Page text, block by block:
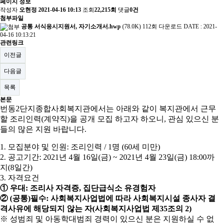
페이지 정보
작성자 오현정 2021-04-16 10:13 조회 22,215회 댓글0건
첨부파일
공통 서식응시지원서, 자기소개서.hwp (78.0K) 112회 다운로드 DATE : 2021-
04-16 10:13:21
관련링크
이전글
다음글
목록
본문
번동2단지종합사회복지관에서는 아래와 같이 복지관에서 근무
할 조리인력(계약직)을 공개 모집 하고자 하오니 , 관심 있으신 분
들의 많은 지원 바랍니다.
1 . 모집분야 및 인원 : 조리인력 / 1 명 (60세 미만)
2. 공고기간: 2021 년 4월 16일(금) ~ 2021 년 4월 23일(금) 18:00까
지 (8일간)
3. 자격요건
① 우대 : 조리사 자격증, 집단급식소 유경험자
②(공통)필수: 사회복지사업법에 따라 사회복지시설 종사자 결
격사유에 해당되지 않는 자(사회복지사업법 제 35조의 2)
※ 성범죄 및 아동학대범죄 경력이 있으신 분은 지원하실 수 없